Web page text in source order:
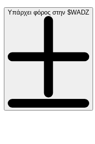
Υπάρχει φόρος στην $WADZ